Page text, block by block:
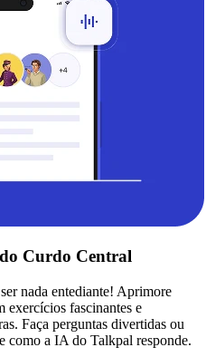
Curdo Central
nada entediante! Aprimore
exercícios fascinantes e
Faça perguntas divertidas ou
como a IA do Talkpal responde.